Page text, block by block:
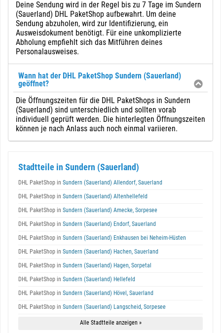
Deine Sendung wird in der Regel bis zu 7 Tage im Sundern
(Sauerland) DHL PaketShop aufbewahrt. Um deine
Sendung abzuholen, wird zur Identifizierung, ein
Ausweisdokument benötigt. Für eine unkomplizierte
Abholung empfiehlt sich das Mitführen deines
Personalausweises.
Wann hat der DHL PaketShop Sundern (Sauerland)
geöffnet?
Die Öffnungszeiten für die DHL PaketShops in Sundern
(Sauerland) sind unterschiedlich und sollten vorab
individuell geprüft werden. Die hinterlegten Öffnungszeiten
können je nach Anlass auch noch einmal variieren.
Stadtteile in Sundern (Sauerland)
DHL PaketShop in Sundern (Sauerland) Allendorf, Sauerland
DHL PaketShop in Sundern (Sauerland) Altenhellefeld
DHL PaketShop in Sundern (Sauerland) Amecke, Sorpesee
DHL PaketShop in Sundern (Sauerland) Endorf, Sauerland
DHL PaketShop in Sundern (Sauerland) Enkhausen bei Neheim-Hüsten
DHL PaketShop in Sundern (Sauerland) Hachen, Sauerland
DHL PaketShop in Sundern (Sauerland) Hagen, Sorpetal
DHL PaketShop in Sundern (Sauerland) Hellefeld
DHL PaketShop in Sundern (Sauerland) Hövel, Sauerland
DHL PaketShop in Sundern (Sauerland) Langscheid, Sorpesee
Alle Stadtteile anzeigen »